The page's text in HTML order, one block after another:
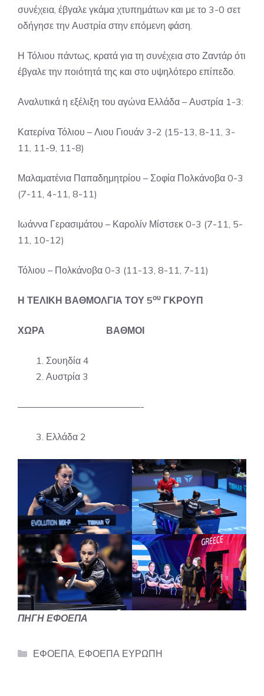
συνέχεια, έβγαλε γκάμα χτυπημάτων και με το 3-0 σετ
οδήγησε την Αυστρία στην επόμενη φάση.
Η Τόλιου πάντως, κρατά για τη συνέχεια στο Ζαντάρ ότι
έβγαλε την ποιότητά της και στο υψηλότερο επίπεδο.
Αναλυτικά η εξέλιξη του αγώνα Ελλάδα – Αυστρία 1-3:
Κατερίνα Τόλιου – Λιου Γιουάν 3-2 (15-13, 8-11, 3-
11, 11-9, 11-8)
Μαλαματένια Παπαδημητρίου – Σοφία Πολκάνοβα 0-3
(7-11, 4-11, 8-11)
Ιωάννα Γερασιμάτου – Καρολίν Μίστσεκ 0-3 (7-11, 5-
11, 10-12)
Τόλιου – Πολκάνοβα 0-3 (11-13, 8-11, 7-11)
Η ΤΕΛΙΚΗ ΒΑΘΜΟΛΓΙΑ ΤΟΥ 5ου ΓΚΡΟΥΠ
ΧΩΡΑ ΒΑΘΜΟΙ
Σουηδία 4
Αυστρία 3
—————————————-
Ελλάδα 2
ΠΗΓΗ ΕΦΟΕΠΑ
Categories
ΕΦΟΕΠΑ, ΕΦΟΕΠΑ ΕΥΡΩΠΗ